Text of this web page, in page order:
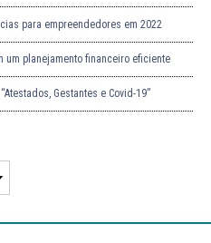
para empreendedores em 2022
um planejamento financeiro eficiente
Gestantes e Covid-19”